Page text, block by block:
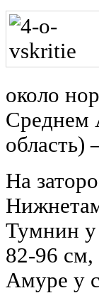
около
Среднем
На
Тумнин у
82-96
Амуре у